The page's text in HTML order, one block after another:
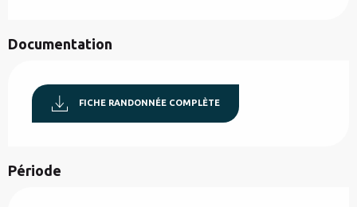
Documentation
FICHE RANDONNÉE COMPLÈTE
Période